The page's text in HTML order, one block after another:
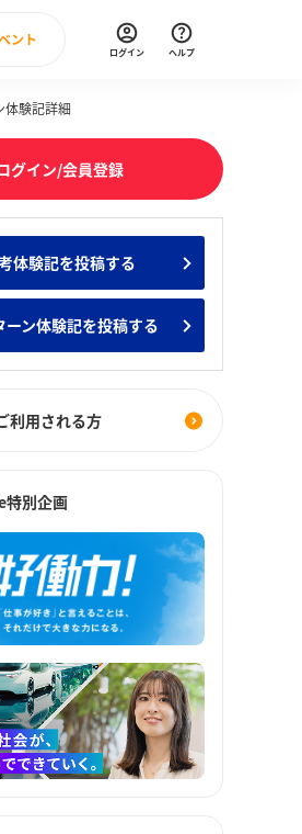
みんなのインターン人気企業ランキ
ント
Event
直近のイベント一覧
ログイン ヘルプ
体験記詳細
グイン/会員登録
体験記を投稿する
ーン体験記を投稿する
利用される方
別企画